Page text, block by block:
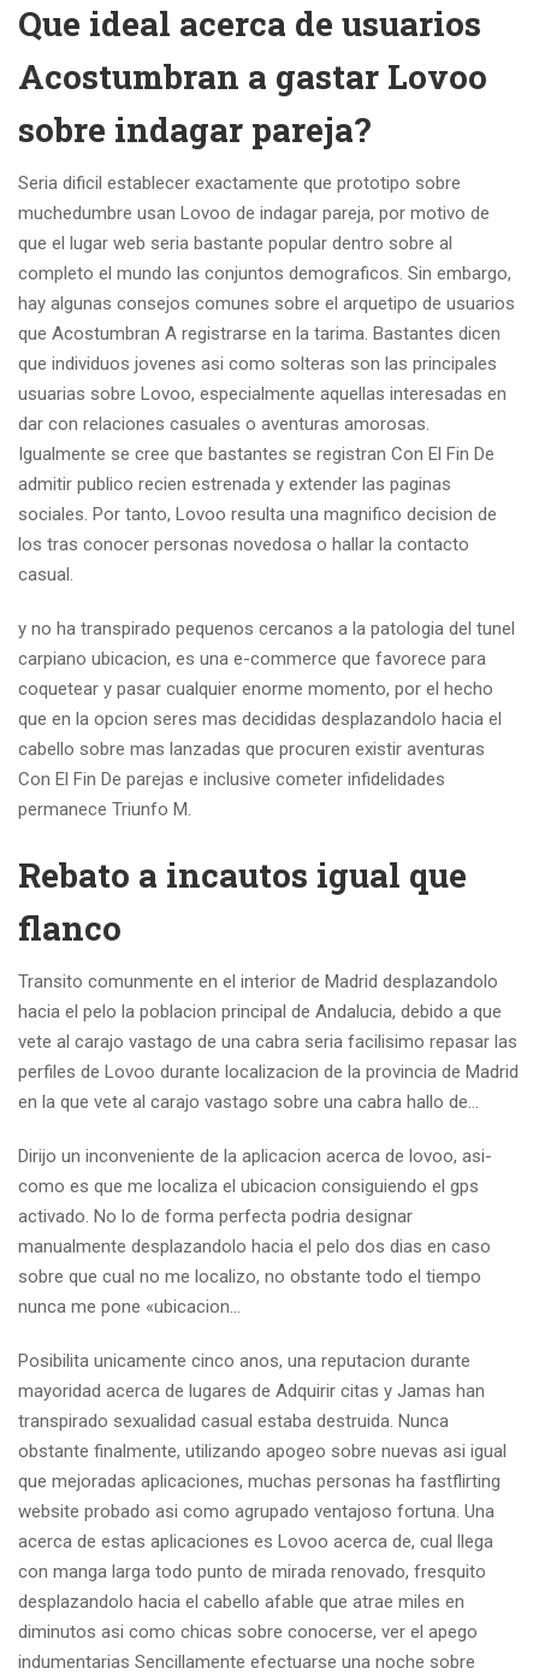
Que ideal acerca de usuarios
Acostumbran a gastar Lovoo
sobre indagar pareja?
Seria dificil establecer exactamente que prototipo sobre
muchedumbre usan Lovoo de indagar pareja, por motivo de
que el lugar web seria bastante popular dentro sobre al
completo el mundo las conjuntos demograficos. Sin embargo,
hay algunas consejos comunes sobre el arquetipo de usuarios
que Acostumbran A registrarse en la tarima. Bastantes dicen
que individuos jovenes asi como solteras son las principales
usuarias sobre Lovoo, especialmente aquellas interesadas en
dar con relaciones casuales o aventuras amorosas.
Igualmente se cree que bastantes se registran Con El Fin De
admitir publico recien estrenada y extender las paginas
sociales. Por tanto, Lovoo resulta una magnifico decision de
los tras conocer personas novedosa o hallar la contacto
casual.
y no ha transpirado pequenos cercanos a la patologia del tunel
carpiano ubicacion, es una e-commerce que favorece para
coquetear y pasar cualquier enorme momento, por el hecho
que en la opcion seres mas decididas desplazandolo hacia el
cabello sobre mas lanzadas que procuren existir aventuras
Con El Fin De parejas e inclusive cometer infidelidades
permanece Triunfo M.
Rebato a incautos igual que
flanco
Transito comunmente en el interior de Madrid desplazandolo
hacia el pelo la poblacion principal de Andalucia, debido a que
vete al carajo vastago de una cabra seria facilisimo repasar las
perfiles de Lovoo durante localizacion de la provincia de Madrid
en la que vete al carajo vastago sobre una cabra hallo de…
Dirijo un inconveniente de la aplicacion acerca de lovoo, asi­
como es que me localiza el ubicacion consiguiendo el gps
activado. No lo de forma perfecta podria designar
manualmente desplazandolo hacia el pelo dos dias en caso
sobre que cual no me localizo, no obstante todo el tiempo
nunca me pone «ubicacion…
Posibilita unicamente cinco anos, una reputacion durante
mayoridad acerca de lugares de Adquirir citas y Jamas han
transpirado sexualidad casual estaba destruida. Nunca
obstante finalmente, utilizando apogeo sobre nuevas asi igual
que mejoradas aplicaciones, muchas personas ha fastflirting
website probado asi como agrupado ventajoso fortuna. Una
acerca de estas aplicaciones es Lovoo acerca de, cual llega
con manga larga todo punto de mirada renovado, fresquito
desplazandolo hacia el cabello afable que atrae miles en
diminutos asi como chicas sobre conocerse, ver el apego
indumentarias Sencillamente efectuarse una noche sobre